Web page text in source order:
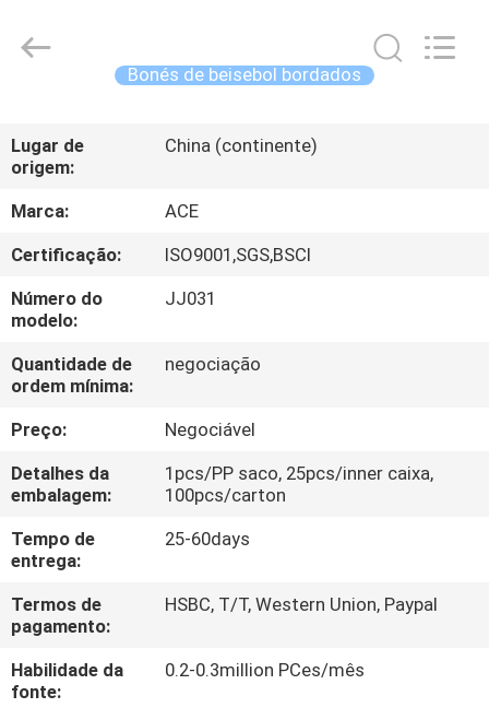
PRODUTOS
SOBRE
NÓS
EXCURSÃO
DA
FÁBRICA
CONTROLE
DA
QUALIDADE
NOS
Manufacturing
Bonés de beisebol bordados
Lugar de
origem:
China (continente)
Marca:
ACE
Certificação:
ISO9001,SGS,BSCI
Número do
modelo:
JJ031
Quantidade de
ordem mínima:
negociação
Preço:
Negociável
Detalhes da
embalagem:
1pcs/PP saco, 25pcs/inner caixa,
100pcs/carton
Tempo de
entrega:
25-60days
Termos de
pagamento:
HSBC, T/T, Western Union, Paypal
Habilidade da
fonte:
0.2-0.3million PCes/mês